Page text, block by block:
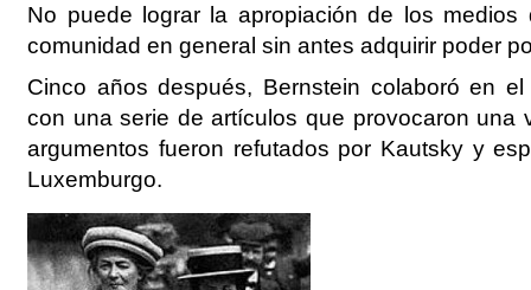
No puede lograr la apropiación de los medios
comunidad en general sin antes adquirir poder
Cinco años después, Bernstein colaboró en
con una serie de artículos que provocaron una
argumentos fueron refutados por Kautsky y
Luxemburgo.